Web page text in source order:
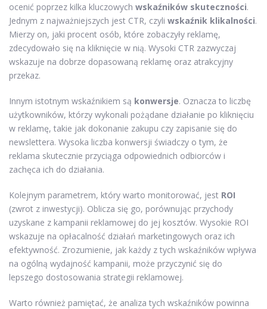
ocenić poprzez kilka kluczowych wskaźników skuteczności.
Jednym z najważniejszych jest CTR, czyli wskaźnik klikalności.
Mierzy on, jaki procent osób, które zobaczyły reklamę,
zdecydowało się na kliknięcie w nią. Wysoki CTR zazwyczaj
wskazuje na dobrze dopasowaną reklamę oraz atrakcyjny
przekaz.
Innym istotnym wskaźnikiem są konwersje. Oznacza to liczbę
użytkowników, którzy wykonali pożądane działanie po kliknięciu
w reklamę, takie jak dokonanie zakupu czy zapisanie się do
newslettera. Wysoka liczba konwersji świadczy o tym, że
reklama skutecznie przyciąga odpowiednich odbiorców i
zachęca ich do działania.
Kolejnym parametrem, który warto monitorować, jest ROI
(zwrot z inwestycji). Oblicza się go, porównując przychody
uzyskane z kampanii reklamowej do jej kosztów. Wysokie ROI
wskazuje na opłacalność działań marketingowych oraz ich
efektywność. Zrozumienie, jak każdy z tych wskaźników wpływa
na ogólną wydajność kampanii, może przyczynić się do
lepszego dostosowania strategii reklamowej.
Warto również pamiętać, że analiza tych wskaźników powinna